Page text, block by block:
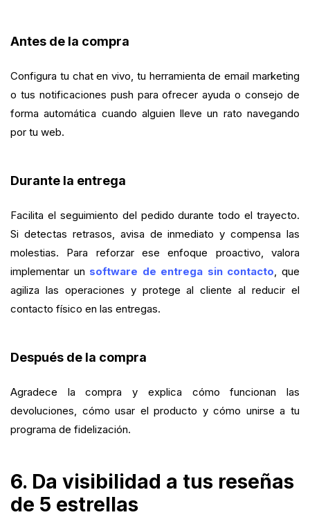
Antes de la compra
Configura tu chat en vivo, tu herramienta de email marketing
o tus notificaciones push para ofrecer ayuda o consejo de
forma automática cuando alguien lleve un rato navegando
por tu web.
Durante la entrega
Facilita el seguimiento del pedido durante todo el trayecto.
Si detectas retrasos, avisa de inmediato y compensa las
molestias. Para reforzar ese enfoque proactivo, valora
implementar un software de entrega sin contacto, que
agiliza las operaciones y protege al cliente al reducir el
contacto físico en las entregas.
Después de la compra
Agradece la compra y explica cómo funcionan las
devoluciones, cómo usar el producto y cómo unirse a tu
programa de fidelización.
6. Da visibilidad a tus reseñas
de 5 estrellas